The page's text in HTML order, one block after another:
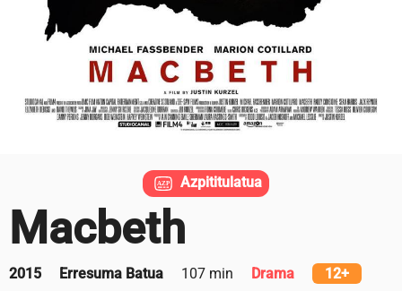
Macbeth
2015 Erresuma Batua 107 min Drama 12+
Azpititulatua